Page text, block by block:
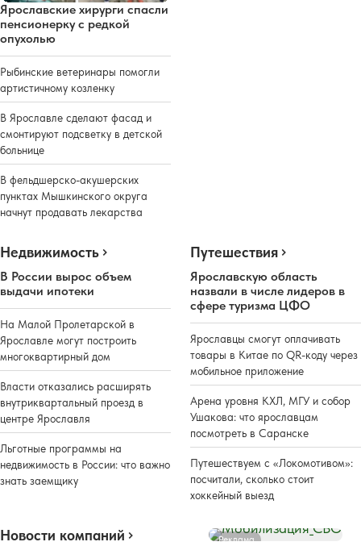
Ярославские хирурги спасли
пенсионерку с редкой
опухолью
Рыбинские ветеринары помогли
артистичному козленку
В Ярославле сделают фасад и
смонтируют подсветку в детской
больнице
В фельдшерско-акушерских
пунктах Мышкинского округа
начнут продавать лекарства
Недвижимость
В России вырос объем
выдачи ипотеки
На Малой Пролетарской в
Ярославле могут построить
многоквартирный дом
Власти отказались расширять
внутриквартальный проезд в
центре Ярославля
Льготные программы на
недвижимость в России: что важно
знать заемщику
Путешествия
Ярославскую область
назвали в числе лидеров в
сфере туризма ЦФО
Ярославцы смогут оплачивать
товары в Китае по QR-коду через
мобильное приложение
Арена уровня КХЛ, МГУ и собор
Ушакова: что ярославцам
посмотреть в Саранске
Путешествуем с «Локомотивом»:
посчитали, сколько стоит
хоккейный выезд
Новости компаний Реклама